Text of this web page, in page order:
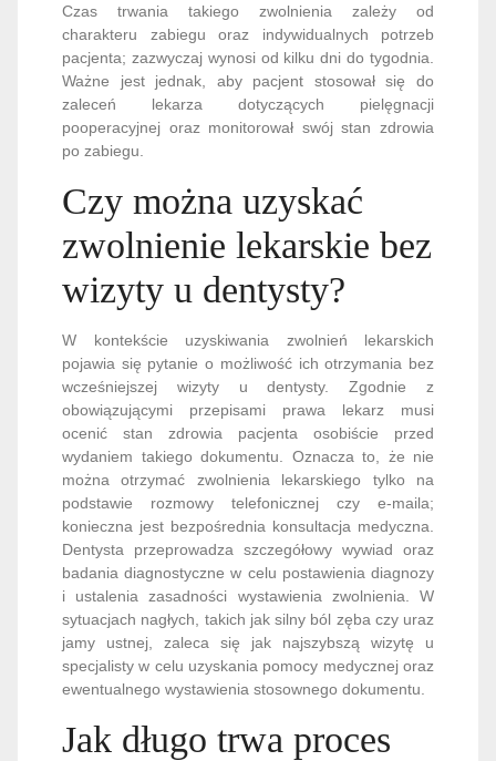
Czas trwania takiego zwolnienia zależy od
charakteru zabiegu oraz indywidualnych potrzeb
pacjenta; zazwyczaj wynosi od kilku dni do tygodnia.
Ważne jest jednak, aby pacjent stosował się do
zaleceń lekarza dotyczących pielęgnacji
pooperacyjnej oraz monitorował swój stan zdrowia
po zabiegu.
Czy można uzyskać
zwolnienie lekarskie bez
wizyty u dentysty?
W kontekście uzyskiwania zwolnień lekarskich
pojawia się pytanie o możliwość ich otrzymania bez
wcześniejszej wizyty u dentysty. Zgodnie z
obowiązującymi przepisami prawa lekarz musi
ocenić stan zdrowia pacjenta osobiście przed
wydaniem takiego dokumentu. Oznacza to, że nie
można otrzymać zwolnienia lekarskiego tylko na
podstawie rozmowy telefonicznej czy e-maila;
konieczna jest bezpośrednia konsultacja medyczna.
Dentysta przeprowadza szczegółowy wywiad oraz
badania diagnostyczne w celu postawienia diagnozy
i ustalenia zasadności wystawienia zwolnienia. W
sytuacjach nagłych, takich jak silny ból zęba czy uraz
jamy ustnej, zaleca się jak najszybszą wizytę u
specjalisty w celu uzyskania pomocy medycznej oraz
ewentualnego wystawienia stosownego dokumentu.
Jak długo trwa proces